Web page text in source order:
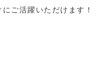
ご活躍いただけます！